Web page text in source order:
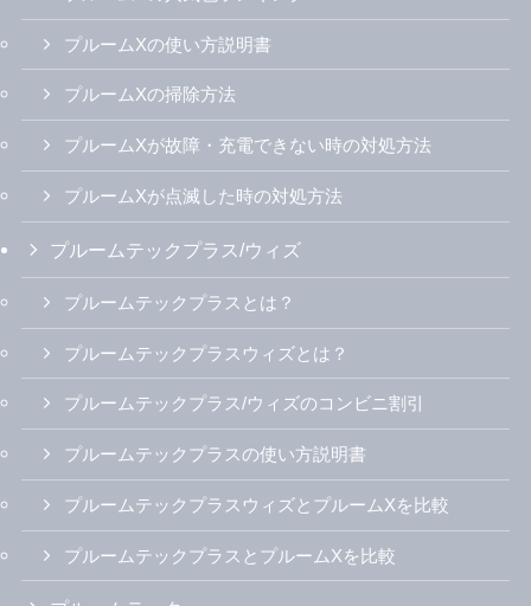
アイコスイルマ初のニコチン0スティック「ザサード
イズミ」
アイコスイルマi（アイ）/プライム/ワン
アイコスイルマiの使い方説明書
アイコスイルマ/プライム/ワン